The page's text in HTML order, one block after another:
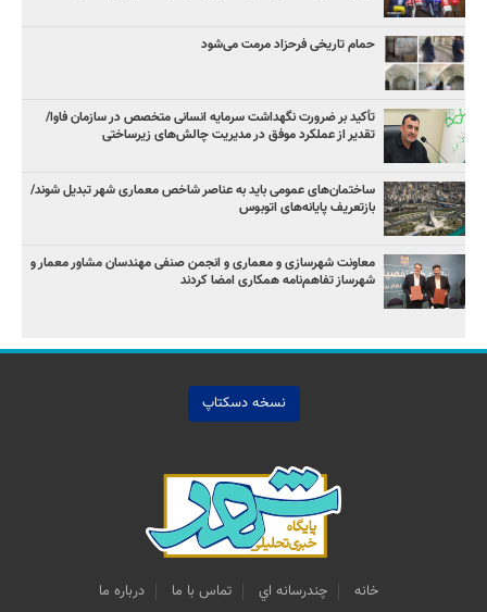
حمام تاریخی فرحزاد مرمت می‌شود
تأکید بر ضرورت نگهداشت سرمایه انسانی متخصص در سازمان فاوا/
تقدیر از عملکرد موفق در مدیریت چالش‌های زیرساختی
ساختمان‌های عمومی باید به عناصر شاخص معماری شهر تبدیل شوند/
بازتعریف پایانه‌های اتوبوس
معاونت شهرسازی و معماری و انجمن صنفی مهندسان مشاور معمار و
شهرساز تفاهم‌نامه همکاری امضا کردند
نسخه دسکتاپ
خانه چندرسانه اي تماس با ما درباره ما